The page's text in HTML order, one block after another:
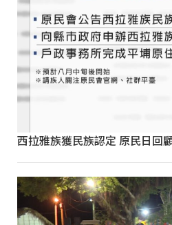
西拉雅族獲民族認定 原民日回